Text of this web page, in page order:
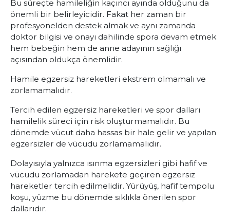
Bu süreçte hamileliğin kaçıncı ayında olduğunu da
önemli bir belirleyicidir. Fakat her zaman bir
profesyonelden destek almak ve aynı zamanda
doktor bilgisi ve onayı dahilinde spora devam etmek
hem bebeğin hem de anne adayının sağlığı
açısından oldukça önemlidir.
Hamile egzersiz hareketleri ekstrem olmamalı ve
zorlamamalıdır.
Tercih edilen egzersiz hareketleri ve spor dalları
hamilelik süreci için risk oluşturmamalıdır. Bu
dönemde vücut daha hassas bir hale gelir ve yapılan
egzersizler de vücudu zorlamamalıdır.
Dolayısıyla yalnızca ısınma egzersizleri gibi hafif ve
vücudu zorlamadan harekete geçiren egzersiz
hareketler tercih edilmelidir. Yürüyüş, hafif tempolu
koşu, yüzme bu dönemde sıklıkla önerilen spor
dallarıdır.